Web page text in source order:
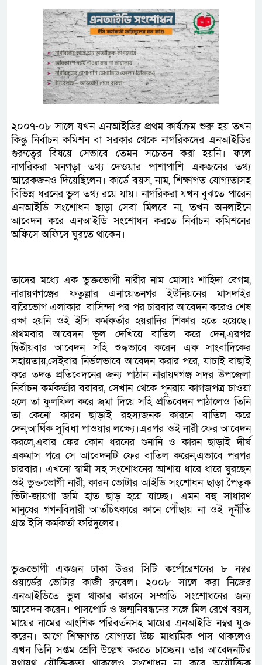
২০০৭-০৮ সালে যখন এনআইডির প্রথম কার্যক্রম শুরু হয় তখন
কিন্তু নির্বাচন কমিশন বা সরকার থেকে নাগরিকদের এনআইডির
গুরুত্বের বিষয়ে সেভাবে তেমন সচেতন করা হয়নি। ফলে
নাগরিকরা মনগড়া তথ্য দেওয়ার পাশাপাশি একজনের তথ্য
আরেকজনও দিয়েছিলেন। কার্ডে বয়স, নাম, শিক্ষাগত যোগ্যতাসহ
বিভিন্ন ধরনের ভুল তথ্য রয়ে যায়। নাগরিকরা যখন বুঝতে পারেন
এনআইডি সংশোধন ছাড়া সেবা মিলবে না, তখন অনলাইনে
আবেদন করে এনআইডি সংশোধন করতে নির্বাচন কমিশনের
অফিসে অফিসে ঘুরতে থাকেন।
তাদের মধ্যে এক ভুক্তভোগী নারীর নাম মোসাঃ শাহিদা বেগম,
নারায়ণগঞ্জের ফতুল্লার এনায়েতনগর ইউনিয়নের মাসদাইর
বারৈভোগ এলাকার বাসিন্দা পর পর চারবার আবেদন করেও শেষ
রক্ষা হয়নি ওই ইসি কর্মকর্তার হয়রানির শিকার হতে হয়েছে।
প্রথমবার আবেদন ভূল দেখিয়ে বাতিল করে দেন,এরপর
দ্বিতীয়বার আবেদন সহি শুদ্ধভাবে করেন এক সাংবাদিকের
সহায়তায়,সেইবার নির্ভলভাবে আবেদন করার পরে, যাচাই বাছাই
করে তদন্ত প্রতিবেদনের জন্য পাঠান নারায়ণগঞ্জ সদর উপজেলা
নির্বাচন কর্মকর্তার বরাবর, সেখান থেকে পূনরায় কাগজপত্র চাওয়া
হলে তা ফুলফিল করে জমা দিয়ে সহি প্রতিবেদন পাঠালেও তিনি
তা কেনো কারন ছাড়াই রহস্যজনক কারনে বাতিল করে
দেন,আর্থিক সুবিধা পাওয়ার লক্ষ্যে।এরপর ওই নারী ফের আবেদন
করলে,এবার ফের কোন ধরনের শুনানি ও কারন ছাড়াই দীর্ঘ
একমাস পরে সে আবেদনটি ফের বাতিল করেন,এভাবে পরপর
চারবার। এখনো স্বামী সহ সংশোধনের আশায় ধারে ধারে ঘুরছেন
ওই ভুক্তভোগী নারী, কারন ভোটার আইডি সংশোধন ছাড়া পৈতৃক
ভিটা-জায়গা জমি হাত ছাড় হয়ে যাচ্ছে। এমন বহু সাধারণ
মানুষের গগনবিদারী আর্তচিৎকারে কানে পৌঁছায় না ওই দূর্নীতি
গ্রস্ত ইসি কর্মকর্তা ফরিদুলের।
ভুক্তভোগী একজন ঢাকা উত্তর সিটি কর্পোরেশনের ৮ নম্বর
ওয়ার্ডের ভোটার কাজী রুবেল। ২০০৮ সালে করা নিজের
এনআইডিতে ভুল থাকার কারনে সম্প্রতি সংশোধনের জন্য
আবেদন করেন। পাসপোর্ট ও জন্মনিবন্ধনের সঙ্গে মিল রেখে বয়স,
মায়ের নামের আংশিক পরিবর্তনসহ মায়ের এনআইডি নম্বর যুক্ত
করেন। আগে শিক্ষাগত যোগ্যতা উচ্চ মাধ্যমিক পাস থাকলেও
এখন তিনি সপ্তম শ্রেণি উল্লেখ করতে চাচ্ছেন। তার আবেদনটির